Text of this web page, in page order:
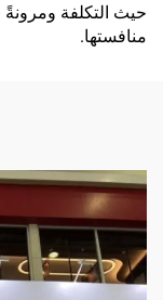
حيث التكلفة ومرونةً
منافستها.